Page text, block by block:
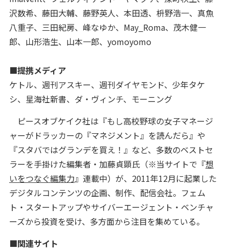
沢数希、藤田大輔、藤野英人、本田透、枡野浩一、真魚
八重子、三田紀房、峰なゆか、May_Roma、茂木健一
郎、山形浩生、山本一郎、yomoyomo
■提携メディア
ケトル、週刊アスキー、週刊ダイヤモンド、少年タケ
シ、星海社新書、ダ・ヴィンチ、モーニング
ピースオブケイク社は『もし高校野球の女子マネージ
ャーがドラッカーの『マネジメント』を読んだら』や
『スタバではグランデを買え！』など、多数のベストセ
ラーを手掛けた編集者・加藤貞顕氏（※当サイトで『想
いをつなぐ編集力』連載中）が、2011年12月に起業した
デジタルコンテンツの企画、制作、配信会社。フェム
ト・スタートアップやサイバーエージェント・ベンチャ
ーズから投資を受け、多方面から注目を集めている。
■関連サイト